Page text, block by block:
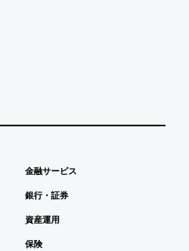
金融サービス
銀行・証券
資産運用
保険